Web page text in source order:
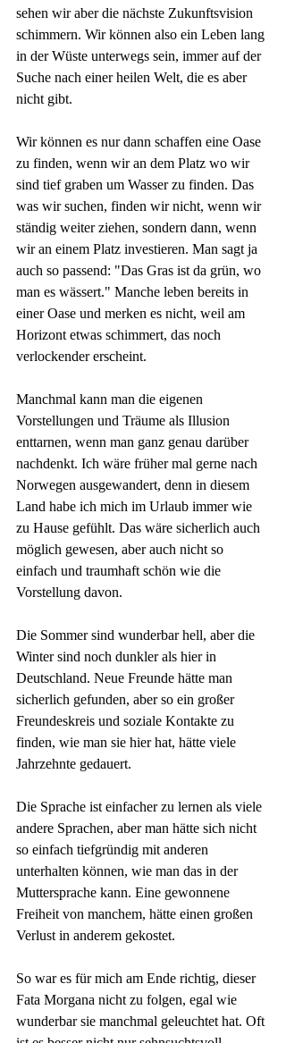
sehen wir aber die nächste Zukunftsvision
schimmern. Wir können also ein Leben lang
in der Wüste unterwegs sein, immer auf der
Suche nach einer heilen Welt, die es aber
nicht gibt.
Wir können es nur dann schaffen eine Oase
zu finden, wenn wir an dem Platz wo wir
sind tief graben um Wasser zu finden. Das
was wir suchen, finden wir nicht, wenn wir
ständig weiter ziehen, sondern dann, wenn
wir an einem Platz investieren. Man sagt ja
auch so passend: "Das Gras ist da grün, wo
man es wässert." Manche leben bereits in
einer Oase und merken es nicht, weil am
Horizont etwas schimmert, das noch
verlockender erscheint.
Manchmal kann man die eigenen
Vorstellungen und Träume als Illusion
enttarnen, wenn man ganz genau darüber
nachdenkt. Ich wäre früher mal gerne nach
Norwegen ausgewandert, denn in diesem
Land habe ich mich im Urlaub immer wie
zu Hause gefühlt. Das wäre sicherlich auch
möglich gewesen, aber auch nicht so
einfach und traumhaft schön wie die
Vorstellung davon.
Die Sommer sind wunderbar hell, aber die
Winter sind noch dunkler als hier in
Deutschland. Neue Freunde hätte man
sicherlich gefunden, aber so ein großer
Freundeskreis und soziale Kontakte zu
finden, wie man sie hier hat, hätte viele
Jahrzehnte gedauert.
Die Sprache ist einfacher zu lernen als viele
andere Sprachen, aber man hätte sich nicht
so einfach tiefgründig mit anderen
unterhalten können, wie man das in der
Muttersprache kann. Eine gewonnene
Freiheit von manchem, hätte einen großen
Verlust in anderem gekostet.
So war es für mich am Ende richtig, dieser
Fata Morgana nicht zu folgen, egal wie
wunderbar sie manchmal geleuchtet hat. Oft